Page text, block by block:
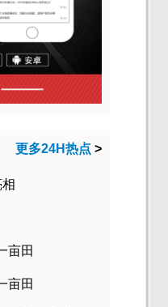
更多24H热点 >
亩田
亩田